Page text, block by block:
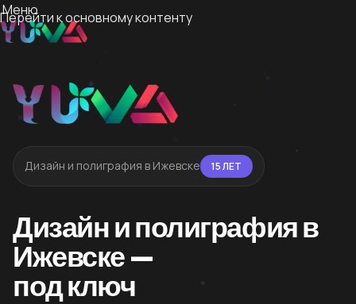
Перейти к основному контенту
Меню
Дизайн и полиграфия в Ижевске 15 ЛЕТ
Дизайн и полиграфия в
Ижевске —
под ключ